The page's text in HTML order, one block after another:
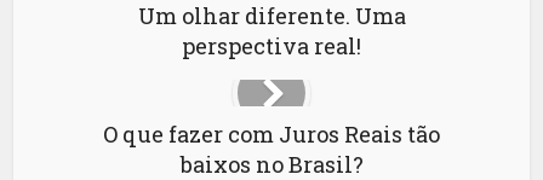
Um olhar diferente. Uma
perspectiva real!
O que fazer com Juros Reais tão
baixos no Brasil?